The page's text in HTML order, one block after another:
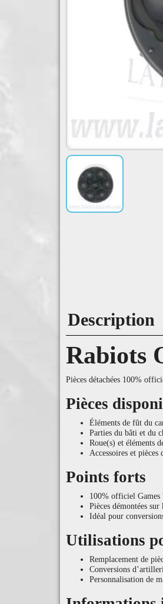
Description
Rabiots
Pièces détachées 100%
Pièces
Éléments de fût du
Parties du bâti et du
Roue(s) et éléments
Accessoires et pièces
Points forts
100% officiel Games
Pièces démontées
Idéal pour
Utilisations
Remplacement de
Conversions
Personnalisation de